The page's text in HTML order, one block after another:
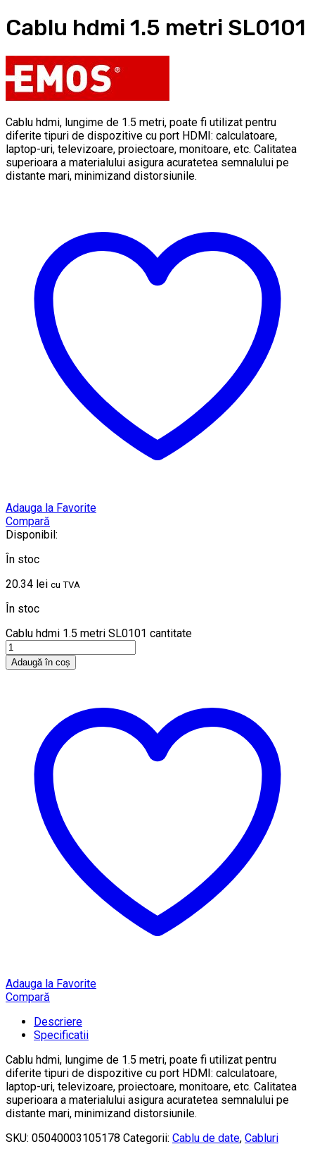
Cablu hdmi 1.5 metri SL0101
Cablu hdmi, lungime de 1.5 metri, poate fi utilizat pentru
diferite tipuri de dispozitive cu port HDMI: calculatoare,
laptop-uri, televizoare, proiectoare, monitoare, etc. Calitatea
superioara a materialului asigura acuratetea semnalului pe
distante mari, minimizand distorsiunile.
Adauga la Favorite
Compară
Disponibil:
În stoc
20.34 lei cu TVA
În stoc
Cablu hdmi 1.5 metri SL0101 cantitate
Adaugă în coș
Adauga la Favorite
Compară
Descriere
Specificatii
Cablu hdmi, lungime de 1.5 metri, poate fi utilizat pentru
diferite tipuri de dispozitive cu port HDMI: calculatoare,
laptop-uri, televizoare, proiectoare, monitoare, etc. Calitatea
superioara a materialului asigura acuratetea semnalului pe
distante mari, minimizand distorsiunile.
SKU: 05040003105178 Categorii: Cablu de date, Cabluri